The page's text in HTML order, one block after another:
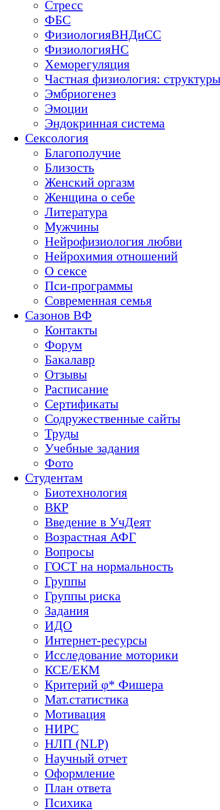
Стресс
ФБС
ФизиологияВНДиСС
ФизиологияНС
Хеморегуляция
Частная физиология:
Эмбриогенез
Эмоции
Эндокринная система
Сексология
Благополучие
Близость
Женский оргазм
Женщина о себе
Литература
Мужчины
Нейрофизиология любви
Нейрохимия отношений
О сексе
Пси-программы
Современная семья
Сазонов ВФ
Контакты
Форум
Бакалавр
Отзывы
Расписание
Сертификаты
Содружественные сайты
Труды
Учебные задания
Фото
Студентам
Биотехнология
ВКР
Введение в УчДеят
Возрастная АФГ
Вопросы
ГОСТ на нормальность
Группы
Группы риска
Задания
ИДО
Интернет-ресурсы
Исследование моторики
КСЕ/ЕКМ
Критерий φ* Фишера
Мат.статистика
Мотивация
НИРС
НЛП (NLP)
Научный отчет
Оформление
План ответа
Психика